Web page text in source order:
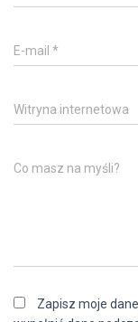
E-mail *
Witryna internetowa
Co masz na myśli?
Zapisz moje